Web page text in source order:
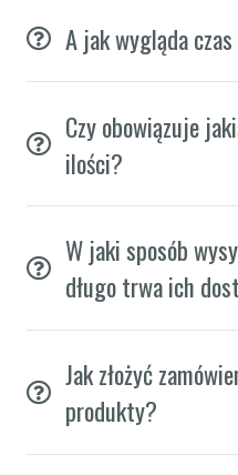
A jak wygląda
Czy obowiązuje
ilości?
W jaki sposób
długo trwa ich
Jak złożyć
produkty?